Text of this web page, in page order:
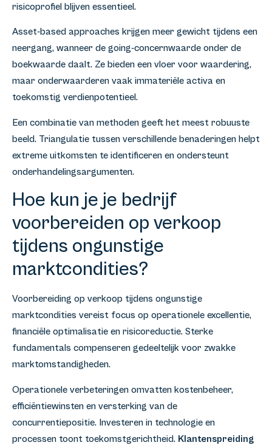
risicoprofiel blijven essentieel.
Asset-based approaches krijgen meer gewicht tijdens een
neergang, wanneer de going-concernwaarde onder de
boekwaarde daalt. Ze bieden een vloer voor waardering,
maar onderwaarderen vaak immateriële activa en
toekomstig verdienpotentieel.
Een combinatie van methoden geeft het meest robuuste
beeld. Triangulatie tussen verschillende benaderingen helpt
extreme uitkomsten te identificeren en ondersteunt
onderhandelingsargumenten.
Hoe kun je je bedrijf
voorbereiden op verkoop
tijdens ongunstige
marktcondities?
Voorbereiding op verkoop tijdens ongunstige
marktcondities vereist focus op operationele excellentie,
financiële optimalisatie en risicoreductie. Sterke
fundamentals compenseren gedeeltelijk voor zwakke
marktomstandigheden.
Operationele verbeteringen omvatten kostenbeheer,
efficiëntiewinsten en versterking van de
concurrentiepositie. Investeren in technologie en
processen toont toekomstgerichtheid. Klantenspreiding